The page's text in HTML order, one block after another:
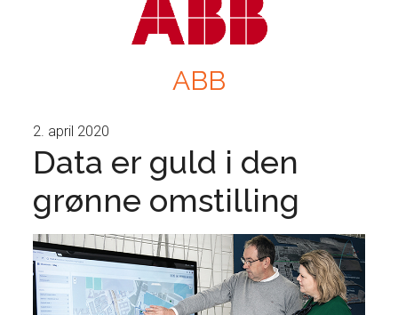
ABB
2. april 2020
Data er guld i den
grønne omstilling